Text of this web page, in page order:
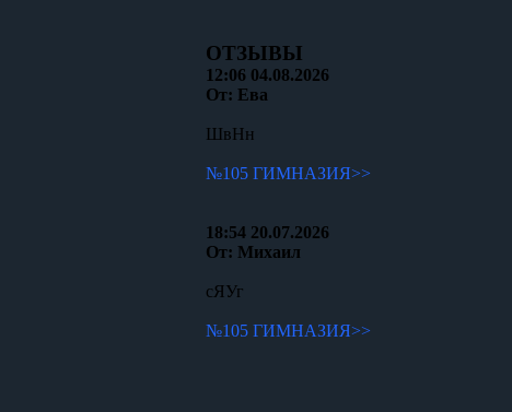
ОТЗЫВЫ
12:06 04.08.2026
От: Ева
ШвНн
№105 ГИМНАЗИЯ>>
18:54 20.07.2026
От: Михаил
сЯУг
№105 ГИМНАЗИЯ>>